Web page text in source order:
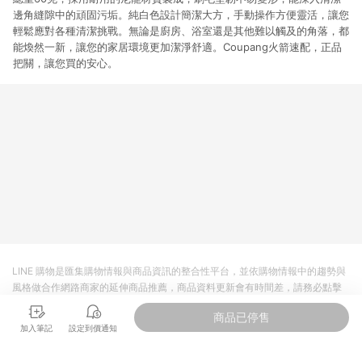
邊角縫隙中的頑固污垢。純白色設計簡潔大方，手動操作方便靈活，讓您
輕鬆應對各種清潔挑戰。無論是廚房、浴室還是其他難以觸及的角落，都
能煥然一新，讓您的家居環境更加潔淨舒適。Coupang火箭速配，正品
把關，讓您買的安心。
加入筆記 設定到價通知
商品已停售
LINE 購物是匯集購物情報與商品資訊的整合性平台，並依購物情報中的趨勢與
風格做合作網路商家的延伸商品推薦，商品資料更新會有時間差，請務必點擊
商品至各合作網路商家，確認現售價與購物條件，一切資訊以合作廠商網頁為
準。